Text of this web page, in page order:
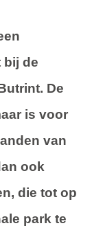
bij de
De
is voor
van
ook
die tot op
park te